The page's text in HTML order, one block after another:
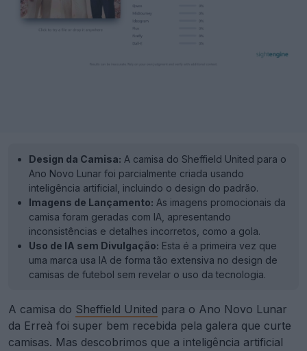
Design da Camisa: A camisa do Sheffield United para o
Ano Novo Lunar foi parcialmente criada usando
inteligência artificial, incluindo o design do padrão.
Imagens de Lançamento: As imagens promocionais da
camisa foram geradas com IA, apresentando
inconsistências e detalhes incorretos, como a gola.
Uso de IA sem Divulgação: Esta é a primeira vez que
uma marca usa IA de forma tão extensiva no design de
camisas de futebol sem revelar o uso da tecnologia.
A camisa do Sheffield United para o Ano Novo Lunar
da Erreà foi super bem recebida pela galera que curte
camisas. Mas descobrimos que a inteligência artificial